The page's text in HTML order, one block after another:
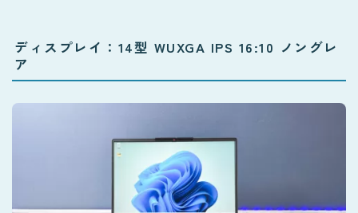
ディスプレイ：14型 WUXGA IPS 16:10 ノングレ
ア